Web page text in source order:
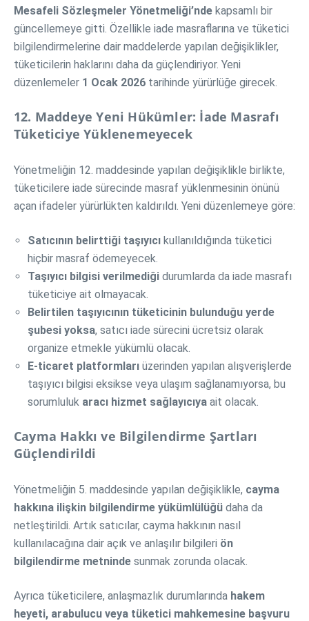
Mesafeli Sözleşmeler Yönetmeliği’nde kapsamlı bir
güncellemeye gitti. Özellikle iade masraflarına ve tüketici
bilgilendirmelerine dair maddelerde yapılan değişiklikler,
tüketicilerin haklarını daha da güçlendiriyor. Yeni
düzenlemeler 1 Ocak 2026 tarihinde yürürlüğe girecek.
12. Maddeye Yeni Hükümler: İade Masrafı
Tüketiciye Yüklenemeyecek
Yönetmeliğin 12. maddesinde yapılan değişiklikle birlikte,
tüketicilere iade sürecinde masraf yüklenmesinin önünü
açan ifadeler yürürlükten kaldırıldı. Yeni düzenlemeye göre:
Satıcının belirttiği taşıyıcı kullanıldığında tüketici
hiçbir masraf ödemeyecek.
Taşıyıcı bilgisi verilmediği durumlarda da iade masrafı
tüketiciye ait olmayacak.
Belirtilen taşıyıcının tüketicinin bulunduğu yerde
şubesi yoksa, satıcı iade sürecini ücretsiz olarak
organize etmekle yükümlü olacak.
E-ticaret platformları üzerinden yapılan alışverişlerde
taşıyıcı bilgisi eksikse veya ulaşım sağlanamıyorsa, bu
sorumluluk aracı hizmet sağlayıcıya ait olacak.
Cayma Hakkı ve Bilgilendirme Şartları
Güçlendirildi
Yönetmeliğin 5. maddesinde yapılan değişiklikle, cayma
hakkına ilişkin bilgilendirme yükümlülüğü daha da
netleştirildi. Artık satıcılar, cayma hakkının nasıl
kullanılacağına dair açık ve anlaşılır bilgileri ön
bilgilendirme metninde sunmak zorunda olacak.
Ayrıca tüketicilere, anlaşmazlık durumlarında hakem
heyeti, arabulucu veya tüketici mahkemesine başvuru